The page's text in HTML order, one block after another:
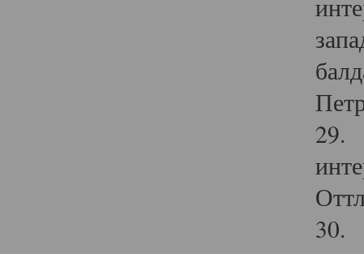
29.
30.